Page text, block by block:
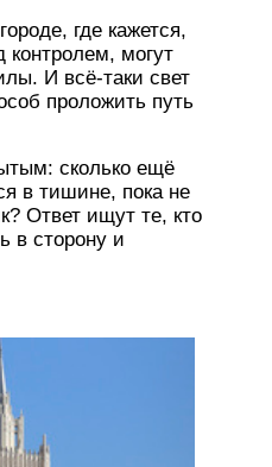
где кажется,
контролем, могут
И всё‑таки свет
проложить путь
сколько ещё
в тишине, пока не
Ответ ищут те, кто
в сторону и